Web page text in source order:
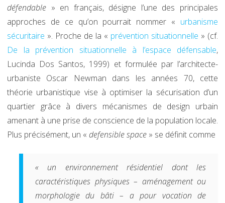
défendable » en français, désigne l’une des principales
approches de ce qu’on pourrait nommer « urbanisme
sécuritaire ». Proche de la « prévention situationnelle » (cf.
De la prévention situationnelle à l’espace défensable,
Lucinda Dos Santos, 1999) et formulée par l’architecte-
urbaniste Oscar Newman dans les années 70, cette
théorie urbanistique vise à optimiser la sécurisation d’un
quartier grâce à divers mécanismes de design urbain
amenant à une prise de conscience de la population locale.
Plus précisément, un « defensible space » se définit comme
« un environnement résidentiel dont les
caractéristiques physiques – aménagement ou
morphologie du bâti – a pour vocation de